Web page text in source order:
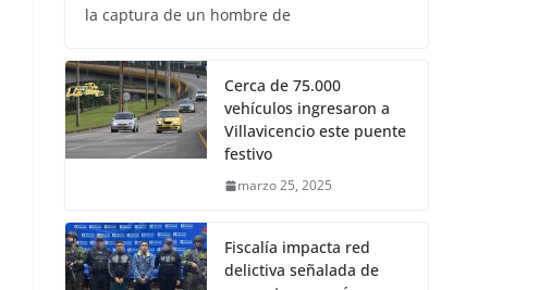
la captura de un hombre de
Cerca de 75.000
vehículos ingresaron a
Villavicencio este puente
festivo
marzo 25, 2025
Fiscalía impacta red
delictiva señalada de